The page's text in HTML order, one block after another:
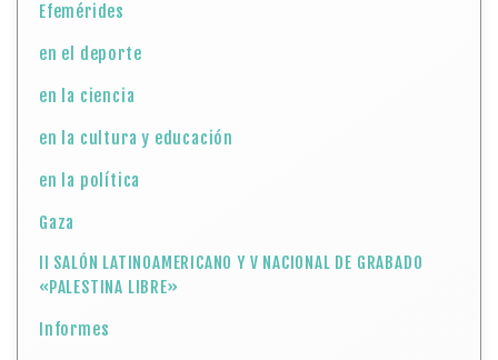
Efemérides
en el deporte
en la ciencia
en la cultura y educación
en la política
Gaza
II SALÓN LATINOAMERICANO Y V NACIONAL DE GRABADO
«PALESTINA LIBRE»
Informes